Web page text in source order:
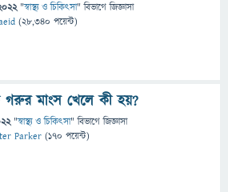
"স্বাস্থ্য ও চিকিৎসা" বিভাগে জিজ্ঞাসা
(28,340 পয়েন্ট)
গরুর মাংস খেলে কী হয়?
"স্বাস্থ্য ও চিকিৎসা" বিভাগে জিজ্ঞাসা
Parker (170 পয়েন্ট)